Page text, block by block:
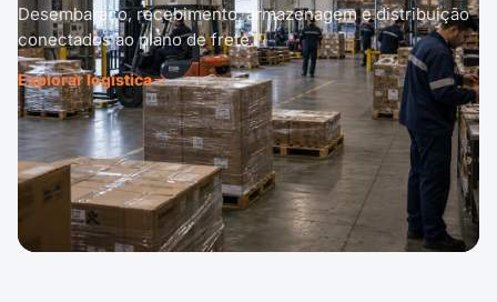
Desembaraço, recebimento, armazenagem e distribuição
conectados ao plano de frete.
Explorar logística